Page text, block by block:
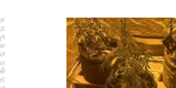
у
л
ь
т
у
р